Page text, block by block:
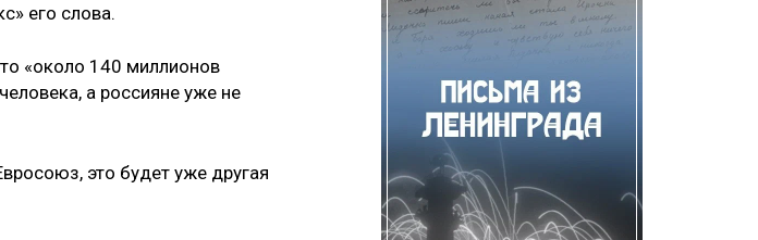
его слова.
«около 140 миллионов
а россияне уже не
это будет уже другая